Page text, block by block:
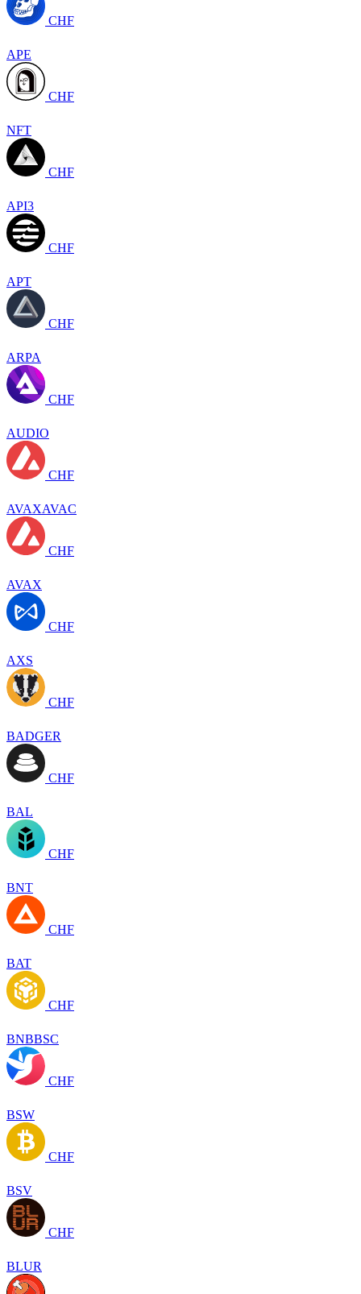
CHF
APE
CHF
NFT
CHF
API3
CHF
APT
CHF
ARPA
CHF
AUDIO
CHF
AVAXAVAC
CHF
AVAX
CHF
AXS
CHF
BADGER
CHF
BAL
CHF
BNT
CHF
BAT
CHF
BNBBSC
CHF
BSW
CHF
BSV
CHF
BLUR